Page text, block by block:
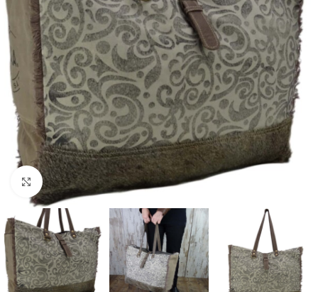
Click to enlarge